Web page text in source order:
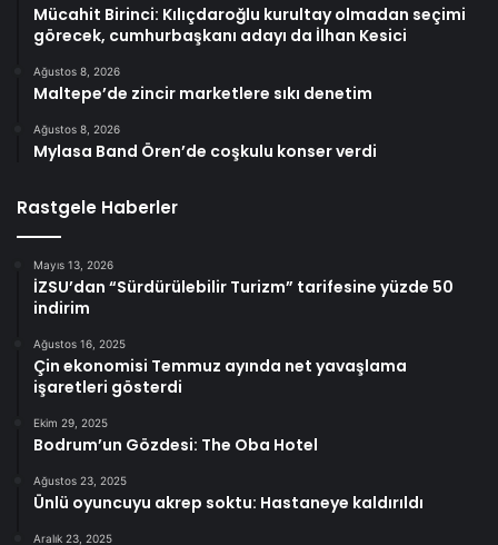
Mücahit Birinci: Kılıçdaroğlu kurultay olmadan seçimi
görecek, cumhurbaşkanı adayı da İlhan Kesici
Ağustos 8, 2026
Maltepe’de zincir marketlere sıkı denetim
Ağustos 8, 2026
Mylasa Band Ören’de coşkulu konser verdi
Rastgele Haberler
Mayıs 13, 2026
İZSU’dan “Sürdürülebilir Turizm” tarifesine yüzde 50
indirim
Ağustos 16, 2025
Çin ekonomisi Temmuz ayında net yavaşlama
işaretleri gösterdi
Ekim 29, 2025
Bodrum’un Gözdesi: The Oba Hotel
Ağustos 23, 2025
Ünlü oyuncuyu akrep soktu: Hastaneye kaldırıldı
Aralık 23, 2025